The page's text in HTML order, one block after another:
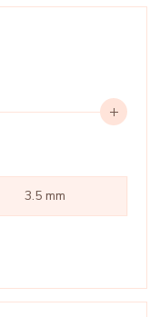
3.5 mm